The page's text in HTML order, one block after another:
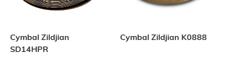
Cymbal Zildjian
SD14HPR
Cymbal Zildjian K0888